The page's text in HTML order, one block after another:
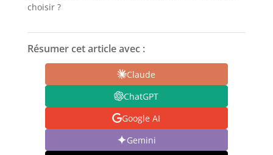
choisir ?
Résumer cet article avec :
Claude
ChatGPT
Google AI
Gemini